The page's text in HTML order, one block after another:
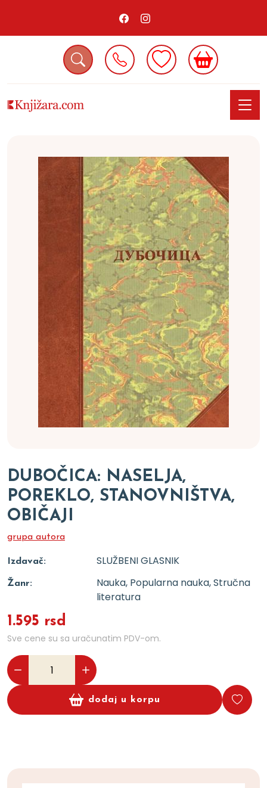
DUBOČICA: NASELJA,
POREKLO, STANOVNIŠTVA,
OBIČAJI
grupa autora
Izdavač: SLUŽBENI GLASNIK
Žanr:
Nauka, Popularna nauka, Stručna
literatura
1.595 rsd
Sve cene su sa uračunatim PDV-om.
dodaj u korpu